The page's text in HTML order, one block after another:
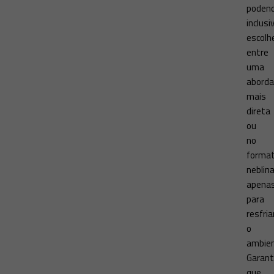
entre
uma
mais
direta
ou
no
para
o